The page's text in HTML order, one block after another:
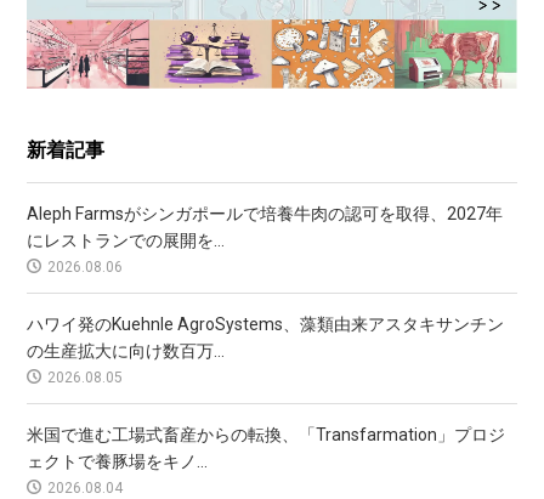
新着記事
Aleph Farmsがシンガポールで培養牛肉の認可を取得、2027年
にレストランでの展開を...
2026.08.06
ハワイ発のKuehnle AgroSystems、藻類由来アスタキサンチン
の生産拡大に向け数百万...
2026.08.05
米国で進む工場式畜産からの転換、「Transfarmation」プロジ
ェクトで養豚場をキノ...
2026.08.04